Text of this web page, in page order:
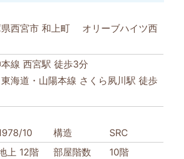
県西宮市 和上町 オリーブハイツ西
線 西宮駅 徒歩3分
東海道・山陽本線 さくら夙川駅 徒歩
10 構造
SRC
上 12階 部屋階数
10階